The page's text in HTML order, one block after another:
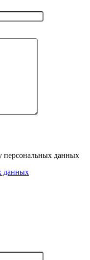
персональных данных
данных